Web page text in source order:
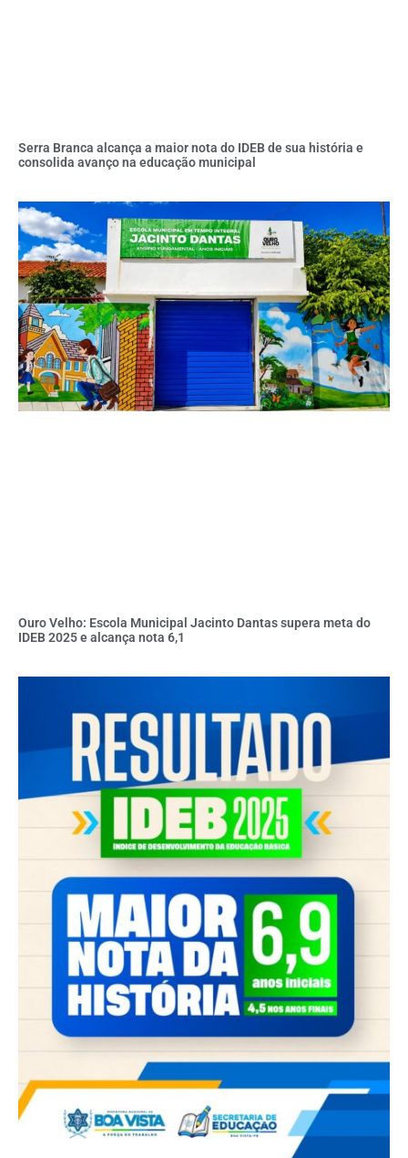
Serra Branca alcança a maior nota do IDEB de sua história e
consolida avanço na educação municipal
Ouro Velho: Escola Municipal Jacinto Dantas supera meta do
IDEB 2025 e alcança nota 6,1